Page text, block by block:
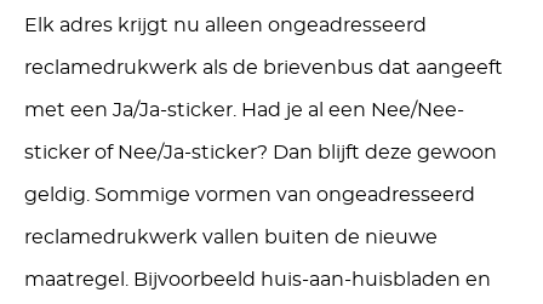
Elk adres krijgt nu alleen ongeadresseerd
reclamedrukwerk als de brievenbus dat aangeeft
met een Ja/Ja-sticker. Had je al een Nee/Nee-
sticker of Nee/Ja-sticker? Dan blijft deze gewoon
geldig. Sommige vormen van ongeadresseerd
reclamedrukwerk vallen buiten de nieuwe
maatregel. Bijvoorbeeld huis-aan-huisbladen en